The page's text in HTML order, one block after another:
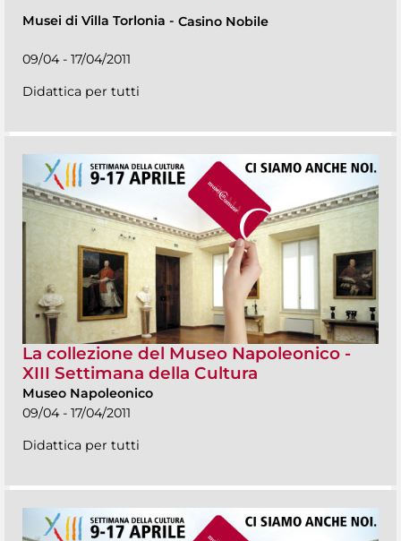
Musei di Villa Torlonia - Casino Nobile
09/04 - 17/04/2011
Didattica per tutti
La collezione del Museo Napoleonico -
XIII Settimana della Cultura
Museo Napoleonico
09/04 - 17/04/2011
Didattica per tutti